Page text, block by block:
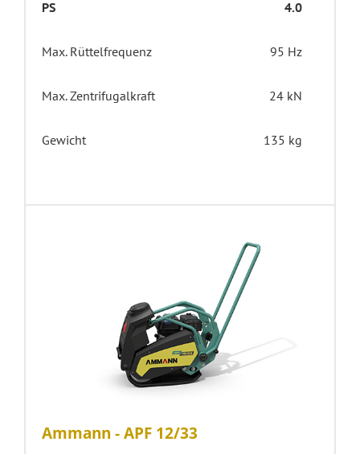
PS 4.0
Max. Rüttelfrequenz 95 Hz
Max. Zentrifugalkraft 24 kN
Gewicht 135 kg
Ammann - APF 12/33